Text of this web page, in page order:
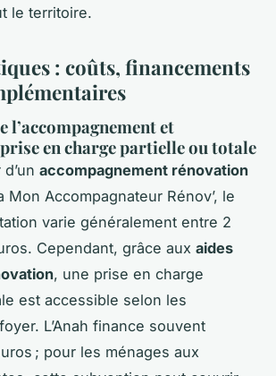
le territoire.
: coûts, financements
l’accompagnement et
en charge partielle ou totale
accompagnement rénovation
Mon Accompagnateur Rénov’, le
varie généralement entre 2
Cependant, grâce aux aides
, une prise en charge
est accessible selon les
L’Anah finance souvent
; pour les ménages aux